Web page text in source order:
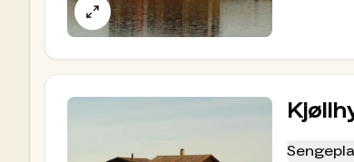
Historie
selvbetjeningshytte.
Denne hytta har fått støtte av